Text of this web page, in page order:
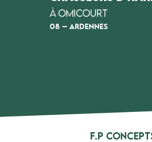
à Omicourt
08 – Ardennes
F.P